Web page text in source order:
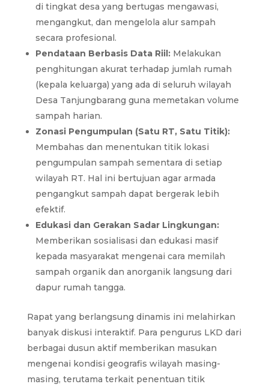
di tingkat desa yang bertugas mengawasi,
mengangkut, dan mengelola alur sampah
secara profesional.
Pendataan Berbasis Data Riil:Melakukan
penghitungan akurat terhadap jumlah rumah
(kepala keluarga) yang ada di seluruh wilayah
Desa Tanjungbarang guna memetakan volume
sampah harian.
Zonasi Pengumpulan (Satu RT, Satu Titik):
Membahas dan menentukan titik lokasi
pengumpulan sampah sementara di setiap
wilayah RT. Hal ini bertujuan agar armada
pengangkut sampah dapat bergerak lebih
efektif.
Edukasi dan Gerakan Sadar Lingkungan:
Memberikan sosialisasi dan edukasi masif
kepada masyarakat mengenai cara memilah
sampah organik dan anorganik langsung dari
dapur rumah tangga.
Rapat yang berlangsung dinamis ini melahirkan
banyak diskusi interaktif. Para pengurus LKD dari
berbagai dusun aktif memberikan masukan
mengenai kondisi geografis wilayah masing-
masing, terutama terkait penentuan titik